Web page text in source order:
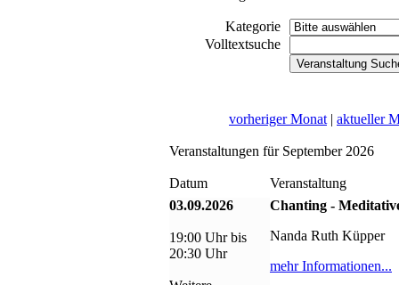
Kategorie
Volltextsuche
vorheriger Monat | aktueller
Veranstaltungen für September 2026
Datum
Veranstaltung
03.09.2026
19:00 Uhr bis
20:30 Uhr
Chanting -
Nanda Ruth Küpper
mehr Informationen...